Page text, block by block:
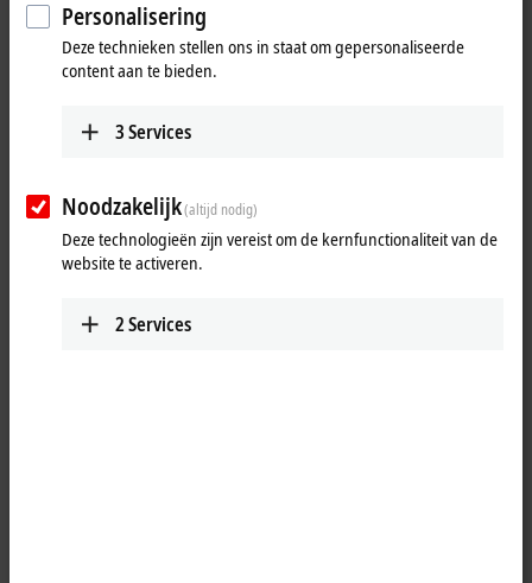
Mar 25, 2024
Anuga FoodTec 2024: Beckhoff Trade
Cologne. In the Trade Show TV, our industry and product experts
present product highlights for the industry, such as the vision portfolio
from Beckhoff or the MX-System. In addition, they meet with
production and their solutions with PC-based control.
Personalisering
Deze technieken stellen ons in staat om gepersonaliseerde
content aan te bieden.
3Services
Noodzakelijk(altijd nodig)
Deze technologieën zijn vereist om de kernfunctionaliteit van de
website te activeren.
2Services